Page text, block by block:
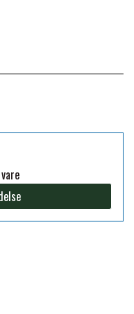
TILBEHØR
PADS